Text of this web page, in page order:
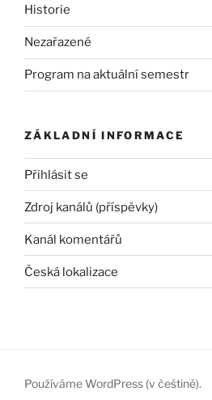
Historie
Nezařazené
Program na aktuální semestr
ZÁKLADNÍ INFORMACE
Přihlásit se
Zdroj kanálů (příspěvky)
Kanál komentářů
Česká lokalizace
Používáme WordPress (v češtině).